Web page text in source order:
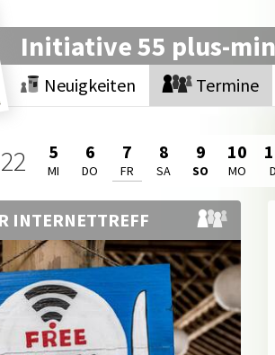
Initiative 55 plus-
Neuigkeiten Termine
22 5
MI
6
DO
7
FR
8
SA
9
SO
10
MO
INTERNETTREFF